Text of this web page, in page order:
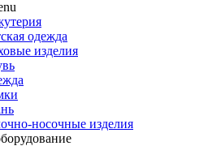
одежда
изделия
носочные изделия